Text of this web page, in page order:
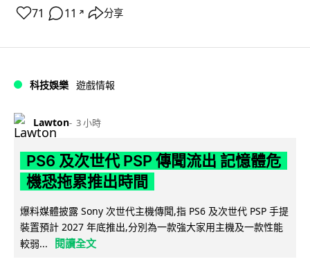
71 11 ↗ 分享
科技娛樂 遊戲情報
Lawton 3 小時
PS6 及次世代 PSP 傳聞流出 記憶體危
機恐拖累推出時間
爆料媒體披露 Sony 次世代主機傳聞,指 PS6 及次世代 PSP 手提
裝置預計 2027 年底推出,分別為一款強大家用主機及一款性能
較弱...
閱讀全文